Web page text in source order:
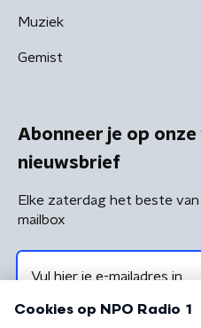
Muziek
Gemist
Abonneer je op
nieuwsbrief
Elke zaterdag het beste
mailbox